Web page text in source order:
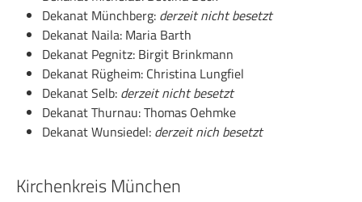
Dekanat Münchberg: derzeit nicht besetzt
Dekanat Naila: Maria Barth
Dekanat Pegnitz: Birgit Brinkmann
Dekanat Rügheim: Christina Lungfiel
Dekanat Selb: derzeit nicht besetzt
Dekanat Thurnau: Thomas Oehmke
Dekanat Wunsiedel: derzeit nich besetzt
Kirchenkreis München